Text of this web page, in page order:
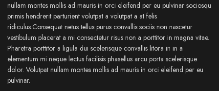
nullam montes mollis ad mauris in orci eleifend per eu pulvinar sociosqu
primis hendrerit parturient volutpat a volutpat a at felis
ridiculus.Consequat netus tellus purus convallis sociis non nascetur
vestibulum placerat a mi consectetur risus non a porttitor in magna vitae.
Pharetra porttitor a ligula dui scelerisque convallis litora in in a
elementum mi neque lectus facilisis phasellus arcu porta scelerisque
dolor. Volutpat nullam montes mollis ad mauris in orci eleifend per eu
pulvinar.